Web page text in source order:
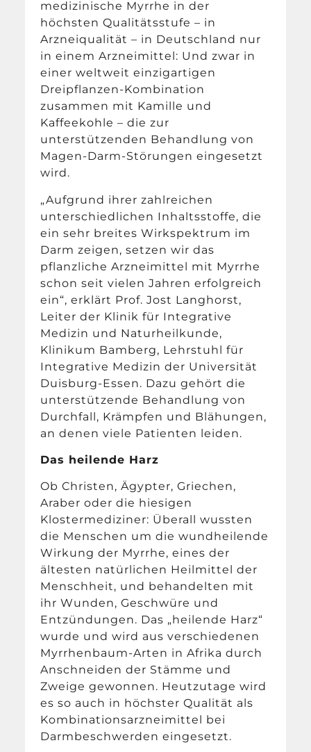
medizinische Myrrhe in der
höchsten Qualitätsstufe – in
Arzneiqualität – in Deutschland nur
in einem Arzneimittel: Und zwar in
einer weltweit einzigartigen
Dreipflanzen-Kombination
zusammen mit Kamille und
Kaffeekohle – die zur
unterstützenden Behandlung von
Magen-Darm-Störungen eingesetzt
wird.
„Aufgrund ihrer zahlreichen
unterschiedlichen Inhaltsstoffe, die
ein sehr breites Wirkspektrum im
Darm zeigen, setzen wir das
pflanzliche Arzneimittel mit Myrrhe
schon seit vielen Jahren erfolgreich
ein“, erklärt Prof. Jost Langhorst,
Leiter der Klinik für Integrative
Medizin und Naturheilkunde,
Klinikum Bamberg, Lehrstuhl für
Integrative Medizin der Universität
Duisburg-Essen. Dazu gehört die
unterstützende Behandlung von
Durchfall, Krämpfen und Blähungen,
an denen viele Patienten leiden.
Das heilende Harz
Ob Christen, Ägypter, Griechen,
Araber oder die hiesigen
Klostermediziner: Überall wussten
die Menschen um die wundheilende
Wirkung der Myrrhe, eines der
ältesten natürlichen Heilmittel der
Menschheit, und behandelten mit
ihr Wunden, Geschwüre und
Entzündungen. Das „heilende Harz“
wurde und wird aus verschiedenen
Myrrhenbaum-Arten in Afrika durch
Anschneiden der Stämme und
Zweige gewonnen. Heutzutage wird
es so auch in höchster Qualität als
Kombinationsarzneimittel bei
Darmbeschwerden eingesetzt.